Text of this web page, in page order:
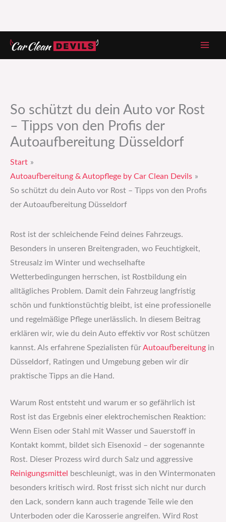
Zum
Inhalt
So schützt du dein Auto vor Rost
– Tipps von den Profis der
Autoaufbereitung Düsseldorf
Start
Autoaufbereitung & Autopflege by Car Clean Devils
So schützt du dein Auto vor Rost – Tipps von den Profis
der Autoaufbereitung Düsseldorf
Rost ist der schleichende Feind deines Fahrzeugs.
Besonders in unseren Breitengraden, wo Feuchtigkeit,
Streusalz im Winter und wechselhafte
Wetterbedingungen herrschen, ist Rostbildung ein
alltägliches Problem. Damit dein Fahrzeug langfristig
schön und funktionstüchtig bleibt, ist eine professionelle
und regelmäßige Pflege unerlässlich. In diesem Beitrag
erklären wir, wie du dein Auto effektiv vor Rost schützen
kannst. Als erfahrene Spezialisten für Autoaufbereitung in
Düsseldorf, Ratingen und Umgebung geben wir dir
praktische Tipps an die Hand.
Warum Rost entsteht und warum er so gefährlich ist
Rost ist das Ergebnis einer elektrochemischen Reaktion:
Wenn Eisen oder Stahl mit Wasser und Sauerstoff in
Kontakt kommt, bildet sich Eisenoxid – der sogenannte
Rost. Dieser Prozess wird durch Salz und aggressive
Reinigungsmittel
beschleunigt, was in den Wintermonaten
besonders kritisch wird. Rost frisst sich nicht nur durch
den Lack, sondern kann auch tragende Teile wie den
Unterboden oder die Karosserie angreifen. Wird Rost